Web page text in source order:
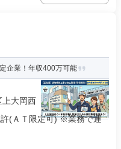
企業！年収400万可能
上大岡西
(ＡＴ限定可) ※業務で運